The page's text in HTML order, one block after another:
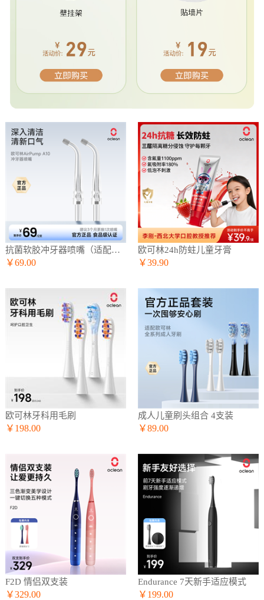
抗菌软胶冲牙器喷嘴（适配A10冲牙器）
￥69.00
欧可林24h防蛀儿童牙膏
￥39.90
欧可林牙科用毛刷
￥198.00
成人儿童刷头组合 4支装
￥89.00
F2D 情侣双支装
￥329.00
Endurance 7天新手适应模式
￥199.00